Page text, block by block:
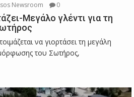
Newsroom 0
Μεγάλο γλέντι για τη
να γιορτάσει τη μεγάλη
του Σωτήρος,